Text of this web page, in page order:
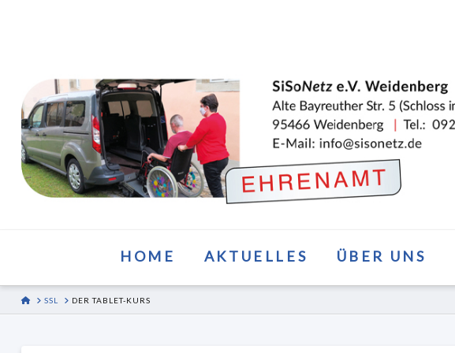
HOME AKTUELLES ÜBER UNS
HOME
SSL DER TABLET-KURS